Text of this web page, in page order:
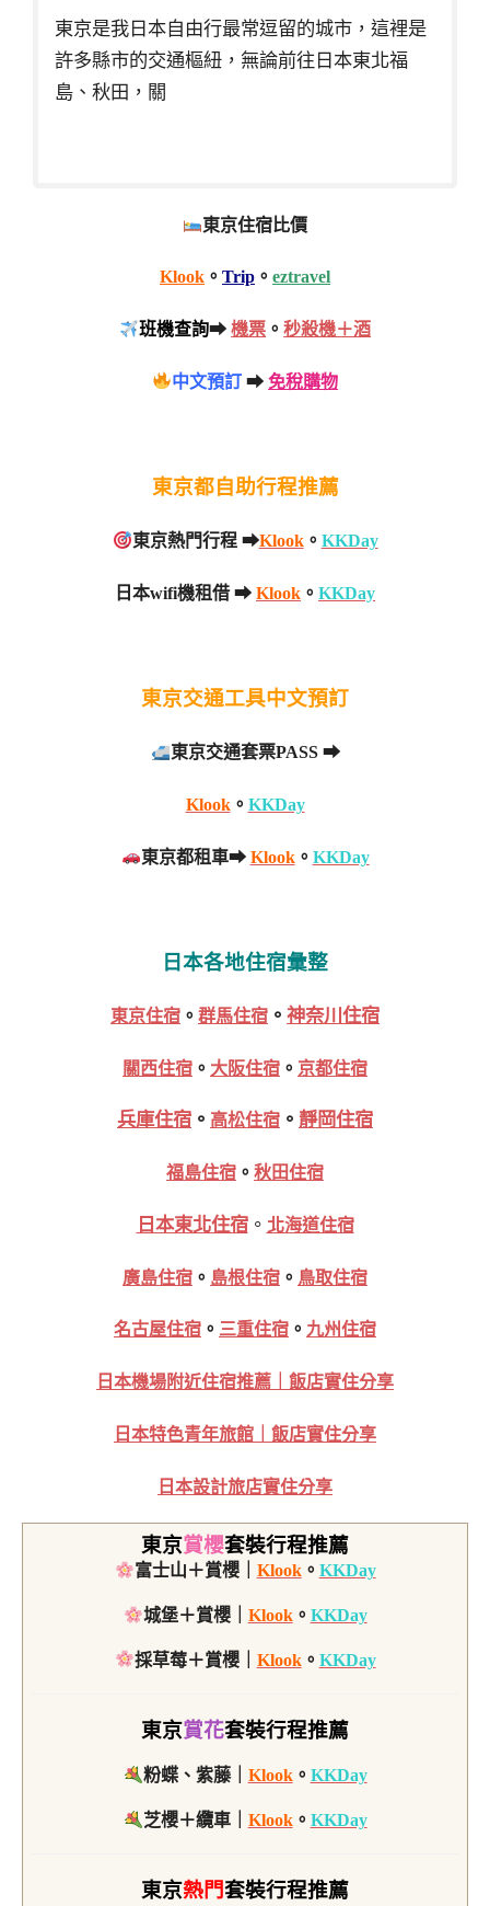
東京是我日本自由行最常逗留的城市，這裡是
許多縣市的交通樞紐，無論前往日本東北福
島、秋田，關
東京住宿比價
Klook 。 Trip 。 eztravel
班機查詢➡機票 。秒殺機＋酒
中文預訂 ➡免稅購物
東京都自助行程推薦
東京熱門行程 ➡Klook。 KKDay
日本wifi機租借 ➡ Klook 。 KKDay
東京交通工具中文預訂
東京交通套票PASS ➡
Klook。 KKDay
東京都租車➡ Klook。 KKDay
日本各地住宿彙整
東京住宿 。 群馬住宿 。 神奈川住宿
關西住宿 。 大阪住宿 。 京都住宿
兵庫住宿 。 高松住宿 。 靜岡住宿
福島住宿 。 秋田住宿
日本東北住宿。 北海道住宿
廣島住宿 。 島根住宿 。 鳥取住宿
名古屋住宿 。 三重住宿 。 九州住宿
日本機場附近住宿推薦｜飯店實住分享
日本特色青年旅館｜飯店實住分享
日本設計旅店實住分享
東京賞櫻套裝行程推薦
富士山＋賞櫻｜ Klook。 KKDay
城堡＋賞櫻｜ Klook。 KKDay
採草莓＋賞櫻｜ Klook。 KKDay
東京賞花套裝行程推薦
粉蝶、紫藤｜ Klook。 KKDay
芝櫻＋纜車｜ Klook。 KKDay
東京熱門套裝行程推薦